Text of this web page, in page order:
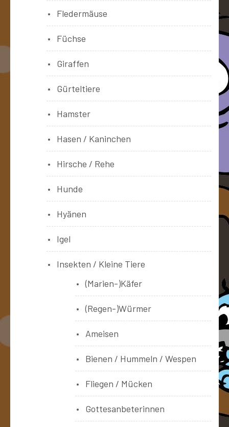
Fledermäuse
Füchse
Giraffen
Gürteltiere
Hamster
Hasen / Kaninchen
Hirsche / Rehe
Hunde
Hyänen
Igel
Insekten / Kleine Tiere
(Marien-)Käfer
(Regen-)Würmer
Ameisen
Bienen / Hummeln / Wespen
Fliegen / Mücken
Gottesanbeterinnen